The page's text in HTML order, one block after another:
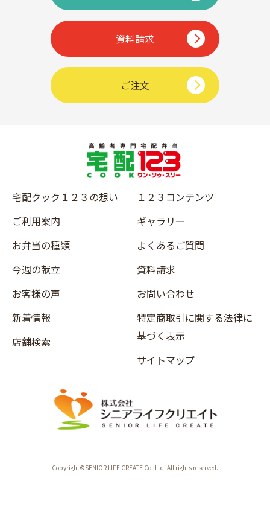
資料請求
ご注文
宅配クック１２３の想い
ご利用案内
お弁当の種類
今週の献立
お客様の声
新着情報
店舗検索
１２３コンテンツ
ギャラリー
よくあるご質問
資料請求
お問い合わせ
特定商取引に関する法律に
基づく表示
サイトマップ
Copyright©SENIOR LIFE CREATE Co.,Ltd. All rights reserved.